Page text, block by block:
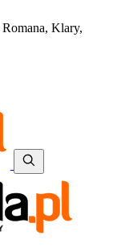
Romana, Klary,